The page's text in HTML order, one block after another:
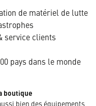
de matériel de lutte
service clients
pays dans le monde
boutique
bien des équipements